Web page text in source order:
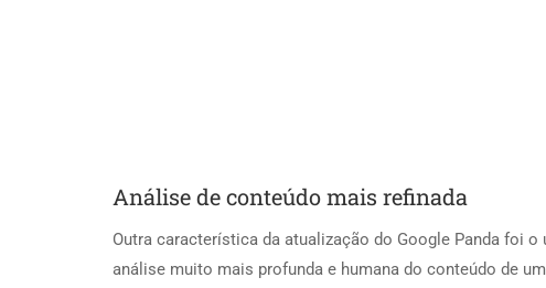
Análise de conteúdo mais refinada
Outra característica da atualização do Google Panda foi
análise muito mais profunda e humana do conteúdo de